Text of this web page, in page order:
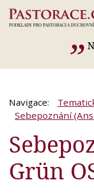
Navigace:
Sebepoznání
Grün